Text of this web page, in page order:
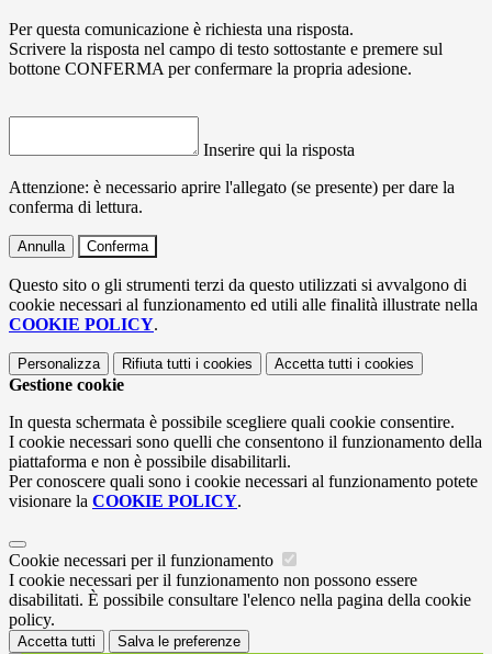
Per questa comunicazione è richiesta una risposta.
Scrivere la risposta nel campo di testo sottostante e premere sul
bottone CONFERMA per confermare la propria adesione.
Inserire qui la risposta
Attenzione: è necessario aprire l'allegato (se presente) per dare la
conferma di lettura.
Annulla Conferma
Questo sito o gli strumenti terzi da questo utilizzati si avvalgono di
cookie necessari al funzionamento ed utili alle finalità illustrate nella
COOKIE POLICY.
Personalizza Rifiuta tutti i cookies Accetta tutti i cookies
Gestione cookie
In questa schermata è possibile scegliere quali cookie consentire.
I cookie necessari sono quelli che consentono il funzionamento della
piattaforma e non è possibile disabilitarli.
Per conoscere quali sono i cookie necessari al funzionamento potete
visionare la COOKIE POLICY.
Cookie necessari per il funzionamento
I cookie necessari per il funzionamento non possono essere
disabilitati. È possibile consultare l'elenco nella pagina della cookie
policy.
Accetta tutti Salva le preferenze